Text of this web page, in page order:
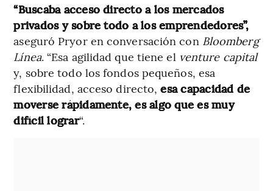
“Buscaba acceso directo a los mercados
privados y sobre todo a los emprendedores”,
aseguró Pryor en conversación con Bloomberg
Línea. “Esa agilidad que tiene el venture capital
y, sobre todo los fondos pequeños, esa
flexibilidad, acceso directo,esa capacidad de
moverse rápidamente, es algo que es muy
difícil lograr“.